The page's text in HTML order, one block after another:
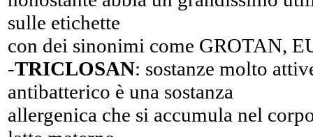
sulle etichette
con dei sinonimi come GROTAN,
-TRICLOSAN: sostanze molto
antibatterico è una sostanza
allergenica che si accumula nel